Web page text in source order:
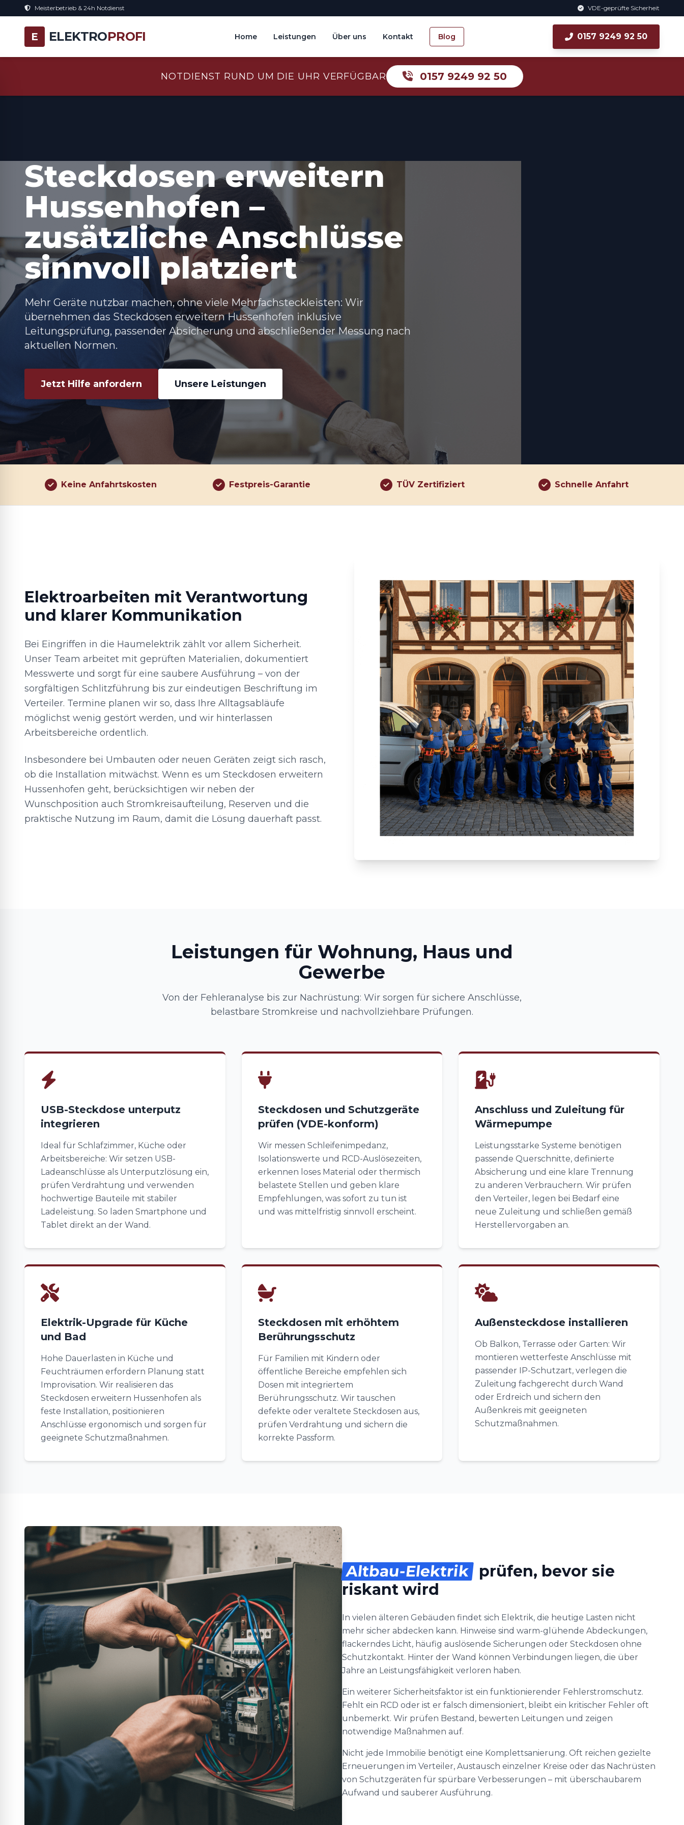
Meisterbetrieb & 24h Notdienst VDE-geprüfte Sicherheit
E ELEKTROPROFI Home Leistungen Über uns Kontakt Blog 0157 9249 92 50
NOTDIENST RUND UM DIE UHR VERFÜGBAR 0157 9249 92 50
Steckdosen erweitern
Hussenhofen –
zusätzliche Anschlüsse
sinnvoll platziert
Mehr Geräte nutzbar machen, ohne viele Mehrfachsteckleisten: Wir
übernehmen das Steckdosen erweitern Hussenhofen inklusive
Leitungsprüfung, passender Absicherung und abschließender Messung nach
aktuellen Normen.
Jetzt Hilfe anfordern Unsere Leistungen
Keine Anfahrtskosten Festpreis-Garantie TÜV Zertifiziert Schnelle Anfahrt
Elektroarbeiten mit Verantwortung
und klarer Kommunikation
Bei Eingriffen in die Haumelektrik zählt vor allem Sicherheit.
Unser Team arbeitet mit geprüften Materialien, dokumentiert
Messwerte und sorgt für eine saubere Ausführung – von der
sorgfältigen Schlitzführung bis zur eindeutigen Beschriftung im
Verteiler. Termine planen wir so, dass Ihre Alltagsabläufe
möglichst wenig gestört werden, und wir hinterlassen
Arbeitsbereiche ordentlich.
Insbesondere bei Umbauten oder neuen Geräten zeigt sich rasch,
ob die Installation mitwächst. Wenn es um Steckdosen erweitern
Hussenhofen geht, berücksichtigen wir neben der
Wunschposition auch Stromkreisaufteilung, Reserven und die
praktische Nutzung im Raum, damit die Lösung dauerhaft passt.
Leistungen für Wohnung, Haus und
Gewerbe
Von der Fehleranalyse bis zur Nachrüstung: Wir sorgen für sichere Anschlüsse,
belastbare Stromkreise und nachvollziehbare Prüfungen.
USB-Steckdose unterputz
integrieren
Ideal für Schlafzimmer, Küche oder
Arbeitsbereiche: Wir setzen USB-
Ladeanschlüsse als Unterputzlösung ein,
prüfen Verdrahtung und verwenden
hochwertige Bauteile mit stabiler
Ladeleistung. So laden Smartphone und
Tablet direkt an der Wand.
Steckdosen und Schutzgeräte
prüfen (VDE-konform)
Wir messen Schleifenimpedanz,
Isolationswerte und RCD-Auslösezeiten,
erkennen loses Material oder thermisch
belastete Stellen und geben klare
Empfehlungen, was sofort zu tun ist
und was mittelfristig sinnvoll erscheint.
Anschluss und Zuleitung für
Wärmepumpe
Leistungsstarke Systeme benötigen
passende Querschnitte, definierte
Absicherung und eine klare Trennung
zu anderen Verbrauchern. Wir prüfen
den Verteiler, legen bei Bedarf eine
neue Zuleitung und schließen gemäß
Herstellervorgaben an.
Elektrik-Upgrade für Küche
und Bad
Hohe Dauerlasten in Küche und
Feuchträumen erfordern Planung statt
Improvisation. Wir realisieren das
Steckdosen erweitern Hussenhofen als
feste Installation, positionieren
Anschlüsse ergonomisch und sorgen für
geeignete Schutzmaßnahmen.
Steckdosen mit erhöhtem
Berührungsschutz
Für Familien mit Kindern oder
öffentliche Bereiche empfehlen sich
Dosen mit integriertem
Berührungsschutz. Wir tauschen
defekte oder veraltete Steckdosen aus,
prüfen Verdrahtung und sichern die
korrekte Passform.
Außensteckdose installieren
Ob Balkon, Terrasse oder Garten: Wir
montieren wetterfeste Anschlüsse mit
passender IP-Schutzart, verlegen die
Zuleitung fachgerecht durch Wand
oder Erdreich und sichern den
Außenkreis mit geeigneten
Schutzmaßnahmen.
Altbau-Elektrik prüfen, bevor sie
riskant wird
In vielen älteren Gebäuden findet sich Elektrik, die heutige Lasten nicht
mehr sicher abdecken kann. Hinweise sind warm-glühende Abdeckungen,
flackerndes Licht, häufig auslösende Sicherungen oder Steckdosen ohne
Schutzkontakt. Hinter der Wand können Verbindungen liegen, die über
Jahre an Leistungsfähigkeit verloren haben.
Ein weiterer Sicherheitsfaktor ist ein funktionierender Fehlerstromschutz.
Fehlt ein RCD oder ist er falsch dimensioniert, bleibt ein kritischer Fehler oft
unbemerkt. Wir prüfen Bestand, bewerten Leitungen und zeigen
notwendige Maßnahmen auf.
Nicht jede Immobilie benötigt eine Komplettsanierung. Oft reichen gezielte
Erneuerungen im Verteiler, Austausch einzelner Kreise oder das Nachrüsten
von Schutzgeräten für spürbare Verbesserungen – mit überschaubarem
Aufwand und sauberer Ausführung.